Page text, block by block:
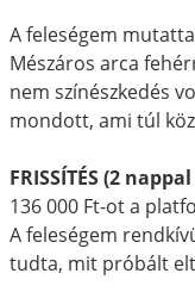
A feleségem
Mészáros arca
nem színészkedés
mondott, ami túl
FRISSÍTÉS (2
136 000 Ft-ot a
A feleségem
tudta, mit próbált